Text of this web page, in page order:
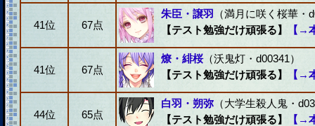
41位 67点
朱臣・譲羽
（満月に咲く桜華・
【テスト勉強だけ頑張る】
【→
41位 67点
燎・緋桜（沃鬼灯・d00341）
【テスト勉強だけ頑張る】
【→
44位 65点
白羽・朔弥 （大学生殺人鬼・
【テスト勉強だけ頑張る】
【→